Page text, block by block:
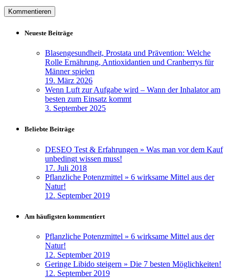
Neueste Beiträge
Blasengesundheit, Prostata und Prävention: Welche
Rolle Ernährung, Antioxidantien und Cranberrys für
Männer spielen
19. März 2026
Wenn Luft zur Aufgabe wird – Wann der Inhalator am
besten zum Einsatz kommt
3. September 2025
Beliebte Beiträge
DESEO Test & Erfahrungen » Was man vor dem Kauf
unbedingt wissen muss!
17. Juli 2018
Pflanzliche Potenzmittel » 6 wirksame Mittel aus der
Natur!
12. September 2019
Am häufigsten kommentiert
Pflanzliche Potenzmittel » 6 wirksame Mittel aus der
Natur!
12. September 2019
Geringe Libido steigern » Die 7 besten Möglichkeiten!
12. September 2019